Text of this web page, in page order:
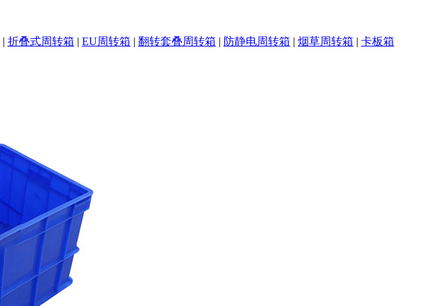
| 折叠式周转箱 | EU周转箱 | 翻转套叠周转箱 | 防静电周转箱 | 烟草周转箱 | 卡板箱